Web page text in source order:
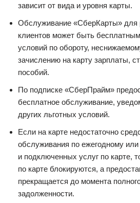
зависит от вида и уровня карты.
Обслуживание «СберКарты» для
клиентов может быть
условий по обороту,
зачислению на карту зарплаты,
пособий.
По подписке «СберПрайм»
бесплатное обслуживание,
других льготных условий.
Если на карте недостаточно
обслуживания по ежегодному
и подключенных услуг по карте,
по карте блокируются, а
прекращается до момента
задолженности.